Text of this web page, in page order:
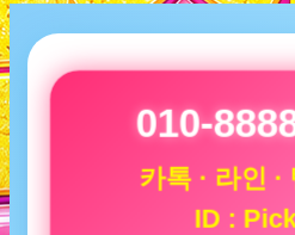
010-
카톡 · 라인
ID :